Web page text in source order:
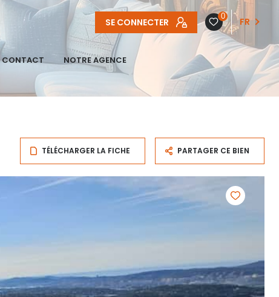
SE CONNECTER 0 FR
CONTACT NOTRE AGENCE
TÉLÉCHARGER LA FICHE PARTAGER CE BIEN